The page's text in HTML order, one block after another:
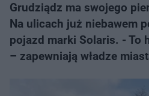
Grudziądz ma swojego
Na ulicach już niebawem
pojazd marki Solaris. - To
– zapewniają władze